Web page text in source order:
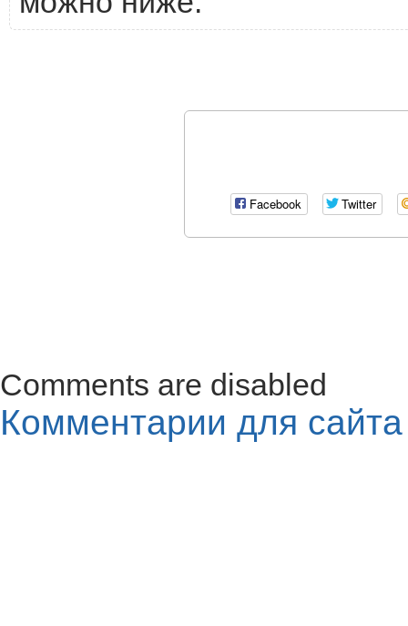
Facebook Twitter
Comments are disabled
Комментарии для